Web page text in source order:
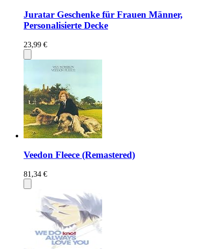
Juratar Geschenke für Frauen Männer,
Personalisierte Decke
23,99 €
Veedon Fleece (Remastered)
81,34 €